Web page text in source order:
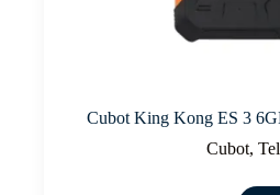
Cubot King Kong ES 3
Cubot,